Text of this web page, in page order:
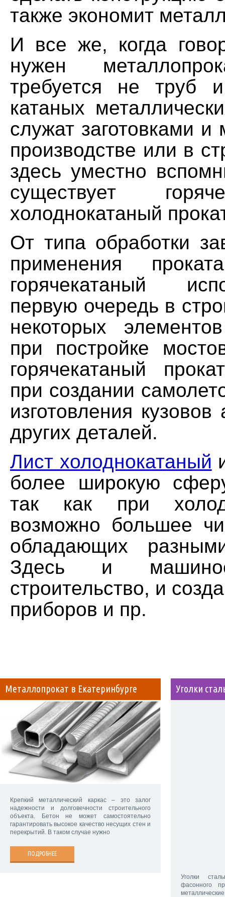
также экономит
И все же, когда
нужен
требуется не труб
катаных
служат заготовками
производстве или в
здесь уместно
существует
холоднокатаный
От типа обработки
применения
горячекатаный
первую очередь в
некоторых
при постройке
горячекатаный
при создании
изготовления
других деталей.
Лист холоднокатаный
более широкую
так как при
возможно большее
обладающих
Здесь и
строительство, и
приборов и пр.
Металлопрокат в Екатеринбурге
Крепкий металлический каркас – это залог
надежности и долговечности строительного
объекта. Бетон не может самостоятельно
гарантировать высокое качество несущих стен и
перекрытий. В таком случае нужно
ПОДРОБНЕЕ
Уголки
Уголки
фасонного